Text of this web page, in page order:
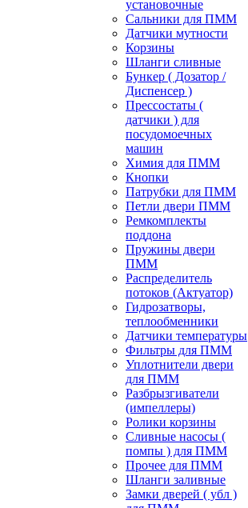
установочные
Сальники для ПММ
Датчики мутности
Корзины
Шланги сливные
Бункер ( Дозатор /
Диспенсер )
Прессостаты (
датчики ) для
посудомоечных
машин
Химия для ПММ
Кнопки
Патрубки для ПММ
Петли двери ПММ
Ремкомплекты
поддона
Пружины двери
ПММ
Распределитель
потоков (Актуатор)
Гидрозатворы,
теплообменники
Датчики температуры
Фильтры для ПММ
Уплотнители двери
для ПММ
Разбрызгиватели
(импеллеры)
Ролики корзины
Сливные насосы (
помпы ) для ПММ
Прочее для ПММ
Шланги заливные
Замки дверей ( убл )